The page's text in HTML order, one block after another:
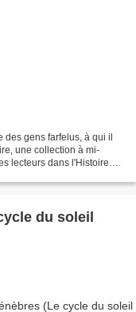
des gens farfelus, à qui il
une collection à mi-
lecteurs dans l'Histoire
du soleil